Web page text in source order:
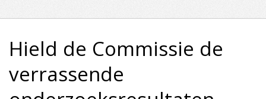
Hield de Commissie de
verrassende